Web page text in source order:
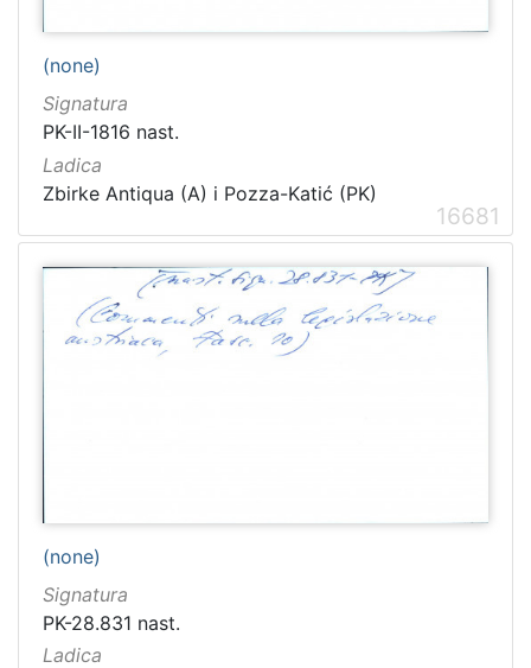
(none)
Signatura
PK-II-1816 nast.
Ladica
Zbirke Antiqua (A) i Pozza-Katić (PK)
16681
(none)
Signatura
PK-28.831 nast.
Ladica